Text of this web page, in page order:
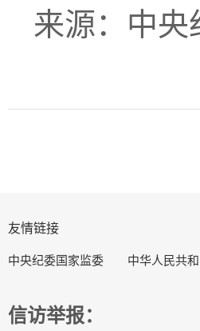
来源：中央
友情链接
中央纪委国家监委 中华人民共
信访举报：